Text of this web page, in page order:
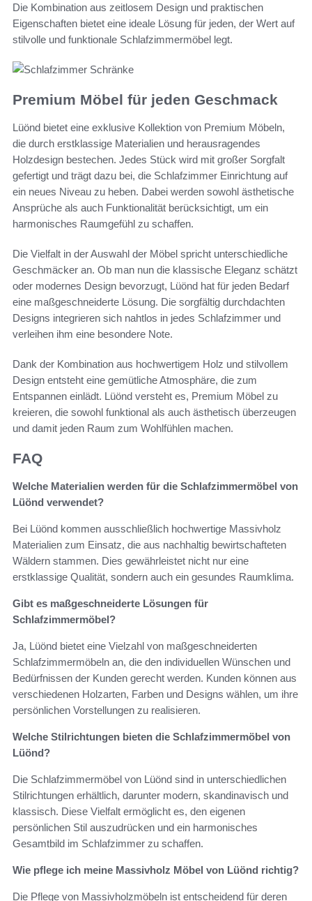
Die Kombination aus zeitlosem Design und praktischen
Eigenschaften bietet eine ideale Lösung für jeden, der Wert auf
stilvolle und funktionale Schlafzimmermöbel legt.
Premium Möbel für jeden Geschmack
Lüönd bietet eine exklusive Kollektion von Premium Möbeln,
die durch erstklassige Materialien und herausragendes
Holzdesign bestechen. Jedes Stück wird mit großer Sorgfalt
gefertigt und trägt dazu bei, die Schlafzimmer Einrichtung auf
ein neues Niveau zu heben. Dabei werden sowohl ästhetische
Ansprüche als auch Funktionalität berücksichtigt, um ein
harmonisches Raumgefühl zu schaffen.
Die Vielfalt in der Auswahl der Möbel spricht unterschiedliche
Geschmäcker an. Ob man nun die klassische Eleganz schätzt
oder modernes Design bevorzugt, Lüönd hat für jeden Bedarf
eine maßgeschneiderte Lösung. Die sorgfältig durchdachten
Designs integrieren sich nahtlos in jedes Schlafzimmer und
verleihen ihm eine besondere Note.
Dank der Kombination aus hochwertigem Holz und stilvollem
Design entsteht eine gemütliche Atmosphäre, die zum
Entspannen einlädt. Lüönd versteht es, Premium Möbel zu
kreieren, die sowohl funktional als auch ästhetisch überzeugen
und damit jeden Raum zum Wohlfühlen machen.
FAQ
Welche Materialien werden für die Schlafzimmermöbel von
Lüönd verwendet?
Bei Lüönd kommen ausschließlich hochwertige Massivholz
Materialien zum Einsatz, die aus nachhaltig bewirtschafteten
Wäldern stammen. Dies gewährleistet nicht nur eine
erstklassige Qualität, sondern auch ein gesundes Raumklima.
Gibt es maßgeschneiderte Lösungen für
Schlafzimmermöbel?
Ja, Lüönd bietet eine Vielzahl von maßgeschneiderten
Schlafzimmermöbeln an, die den individuellen Wünschen und
Bedürfnissen der Kunden gerecht werden. Kunden können aus
verschiedenen Holzarten, Farben und Designs wählen, um ihre
persönlichen Vorstellungen zu realisieren.
Welche Stilrichtungen bieten die Schlafzimmermöbel von
Lüönd?
Die Schlafzimmermöbel von Lüönd sind in unterschiedlichen
Stilrichtungen erhältlich, darunter modern, skandinavisch und
klassisch. Diese Vielfalt ermöglicht es, den eigenen
persönlichen Stil auszudrücken und ein harmonisches
Gesamtbild im Schlafzimmer zu schaffen.
Wie pflege ich meine Massivholz Möbel von Lüönd richtig?
Die Pflege von Massivholzmöbeln ist entscheidend für deren